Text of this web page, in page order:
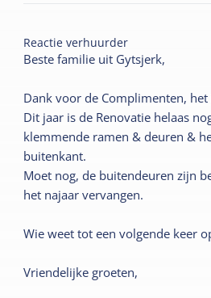
Reactie verhuurder
Beste familie uit Gytsjerk,
Dank voor de Complimenten,
Dit jaar is de Renovatie helaas
klemmende ramen & deuren &
buitenkant.
Moet nog, de buitendeuren zijn
het najaar vervangen.
Wie weet tot een volgende keer
Vriendelijke groeten,